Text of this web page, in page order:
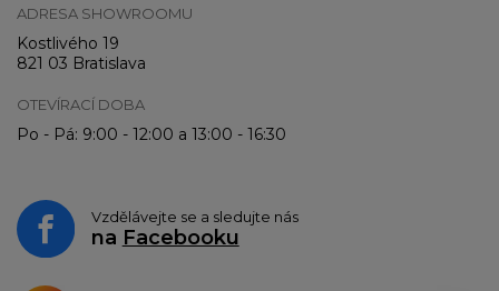
ADRESA SHOWROOMU
Kostlivého 19
821 03 Bratislava
OTEVÍRACÍ DOBA
Po - Pá: 9:00 - 12:00 a 13:00 - 16:30
Vzdělávejte se a sledujte nás
na Facebooku